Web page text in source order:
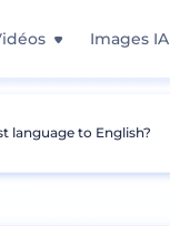
Images IA
iPhone
language to English?